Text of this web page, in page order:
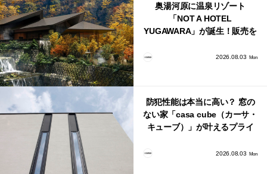
奥湯河原に温泉リゾート
「NOT A HOTEL
YUGAWARA」が誕生！販売を
2026.08.03 Mon
防犯性能は本当に高い？ 窓の
ない家「casa cube（カーサ・
キューブ）」が叶えるプライ
2026.08.03 Mon